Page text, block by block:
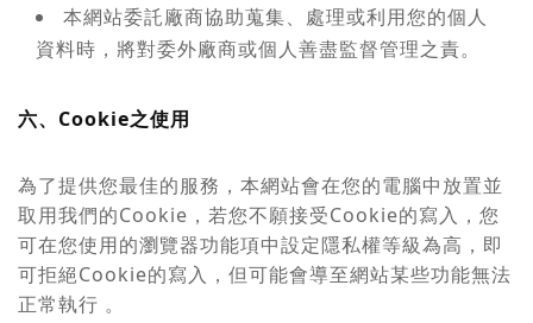
本網站委託廠商協助蒐集、處理或利用您的個人
資料時，將對委外廠商或個人善盡監督管理之責。
六、Cookie之使用
為了提供您最佳的服務，本網站會在您的電腦中放置並
取用我們的Cookie，若您不願接受Cookie的寫入，您
可在您使用的瀏覽器功能項中設定隱私權等級為高，即
可拒絕Cookie的寫入，但可能會導至網站某些功能無法
正常執行 。